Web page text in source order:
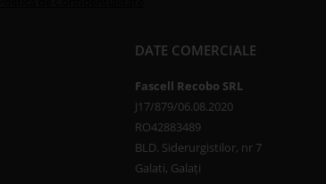
DATE COMERCIALE
Fascell Recobo SRL
J17/879/06.08.2020
RO42883489
BLD. Siderurgistilor, nr 7
Galati, Galați